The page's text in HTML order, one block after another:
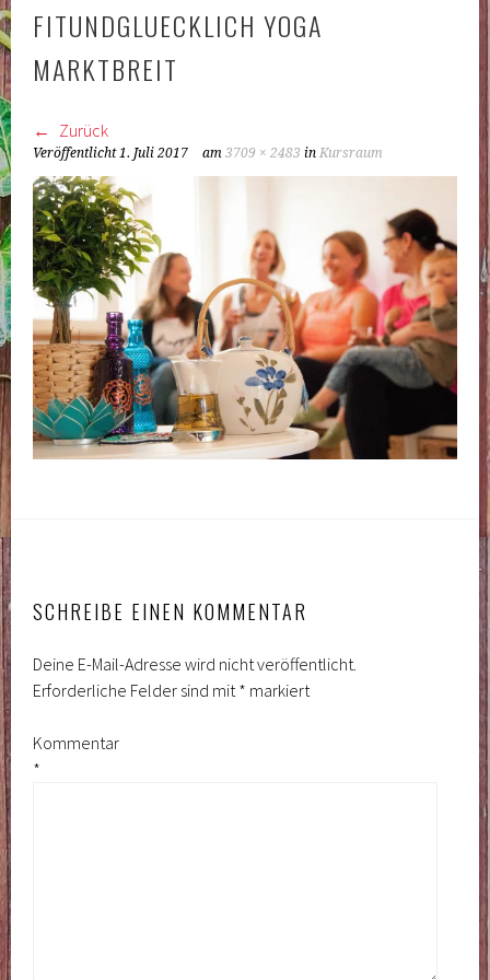
FITUNDGLUECKLICH YOGA
MARKTBREIT
Zurück
Veröffentlicht1. Juli 2017 am3709 × 2483 inKursraum
SCHREIBE EINEN KOMMENTAR
Deine E-Mail-Adresse wird nicht veröffentlicht.
Erforderliche Felder sind mit* markiert
Kommentar
*